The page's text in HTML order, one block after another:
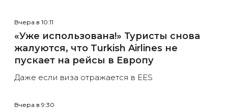
Вчера в 10:11
«Уже использована!» Туристы снова
жалуются, что Turkish Airlines не
пускает на рейсы в Европу
Даже если виза отражается в EES
Вчера в 9:30